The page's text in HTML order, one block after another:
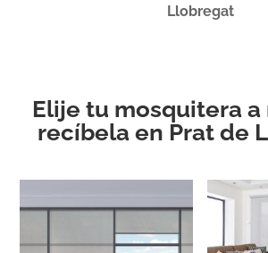
Llobregat
Elije tu mosquitera a
recíbela en Prat de